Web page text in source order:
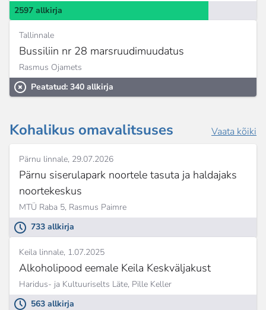
2597 allkirja
Tallinnale
Bussiliin nr 28 marsruudimuudatus
Rasmus Ojamets
Peatatud: 340 allkirja
Kohalikus omavalitsuses Vaata kõiki
Pärnu linnale 29.07.2026
Pärnu siserulapark noortele tasuta ja haldajaks
noortekeskus
MTÜ Raba 5, Rasmus Paimre
733 allkirja
Keila linnale 1.07.2025
Alkoholipood eemale Keila Keskväljakust
Haridus- ja Kultuuriselts Läte, Pille Keller
563 allkirja